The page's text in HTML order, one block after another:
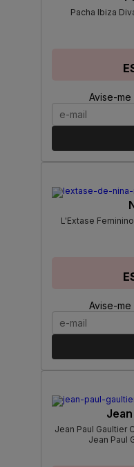
Pacha Ibiza
Avise-
L'Extase
Avise-
Jean Paul Gaultier
Jean Paul